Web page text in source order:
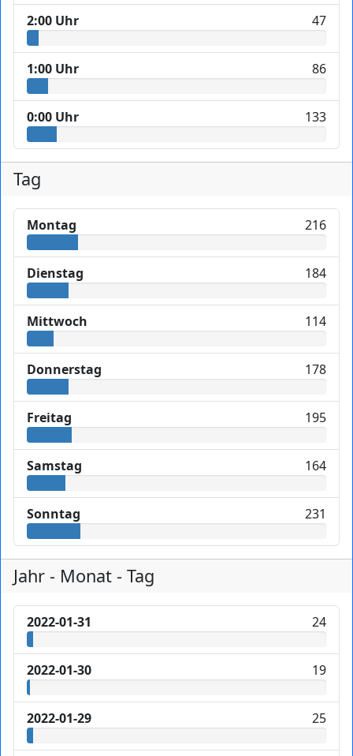
2:00 Uhr 47
1:00 Uhr 86
0:00 Uhr 133
Tag
Montag 216
Dienstag 184
Mittwoch 114
Donnerstag 178
Freitag 195
Samstag 164
Sonntag 231
Jahr - Monat - Tag
2022-01-31 24
2022-01-30 19
2022-01-29 25